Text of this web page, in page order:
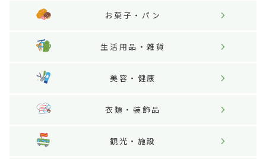
お菓子・パン
生活用品・雑貨
美容・健康
衣類・装飾品
観光・施設